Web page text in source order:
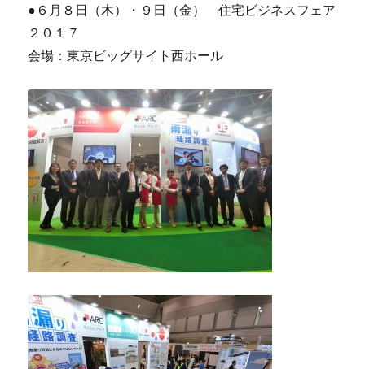
●６月８日（木）・９日（金） 住宅ビジネスフェア
２０１７
会場：東京ビッグサイト西ホール